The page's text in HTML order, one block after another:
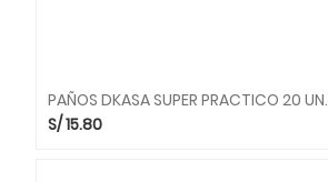
PAÑOS DKASA SUPER PRACTICO 20 UN.
S/15.80